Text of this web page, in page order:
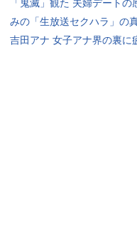
「鬼滅」観た 夫婦デートの
みの「生放送セクハラ」の
吉田アナ 女子アナ界の裏に